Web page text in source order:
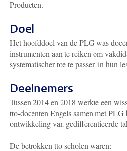
Producten.
Doel
Het hoofddoel van de PLG was
instrumenten aan te reiken om
systematischer toe te passen in hun
Deelnemers
Tussen 2014 en 2018 werkte een
tto-docenten Engels samen met PLG
ontwikkeling van gedifferentieerde
De betrokken tto-scholen waren: